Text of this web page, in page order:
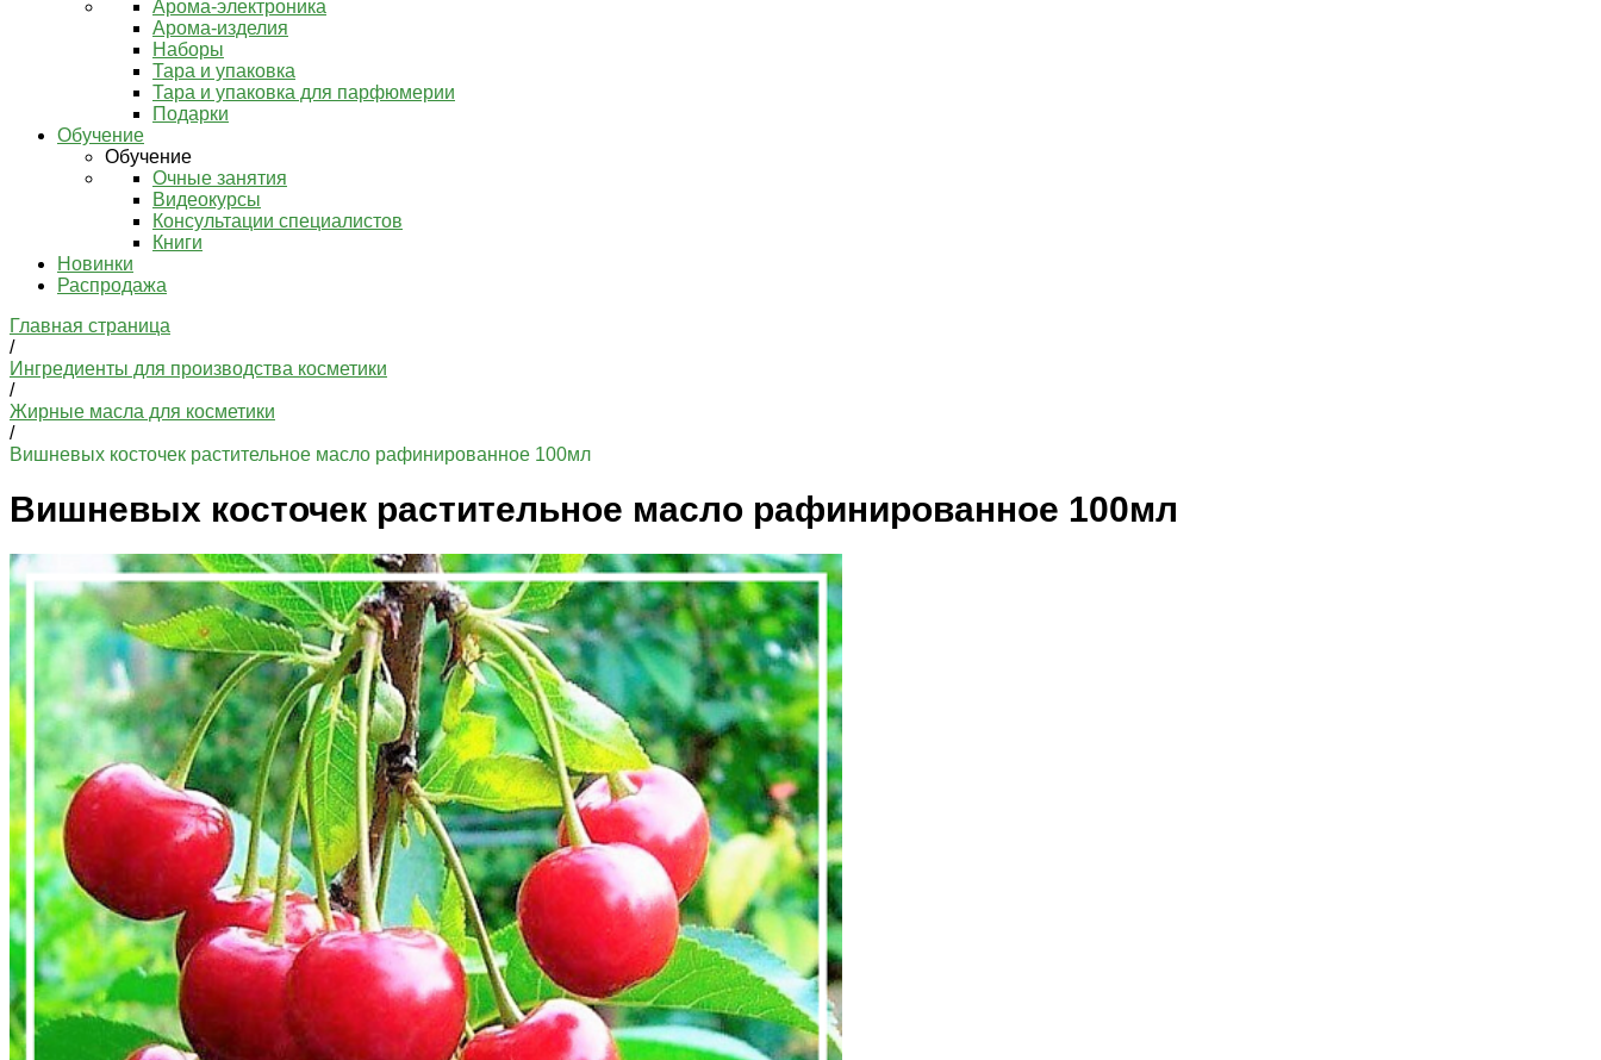
Арома-электроника
Арома-изделия
Наборы
Тара и упаковка
Тара и упаковка для парфюмерии
Подарки
Обучение
Обучение
Очные занятия
Видеокурсы
Консультации специалистов
Книги
Новинки
Распродажа
Главная страница
/
Ингредиенты для производства косметики
/
Жирные масла для косметики
/
Вишневых косточек растительное масло рафинированное 100мл
Вишневых косточек растительное масло рафинированное 100мл